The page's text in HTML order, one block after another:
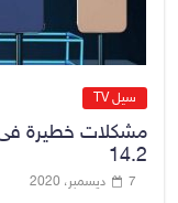
سيل TV
14.2
7 ديسمبر، 2020